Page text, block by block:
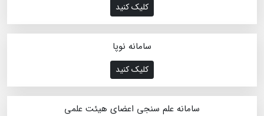
کلیک کنید
سامانه نوپا
کلیک کنید
سامانه علم سنجی اعضای هیئت علمی